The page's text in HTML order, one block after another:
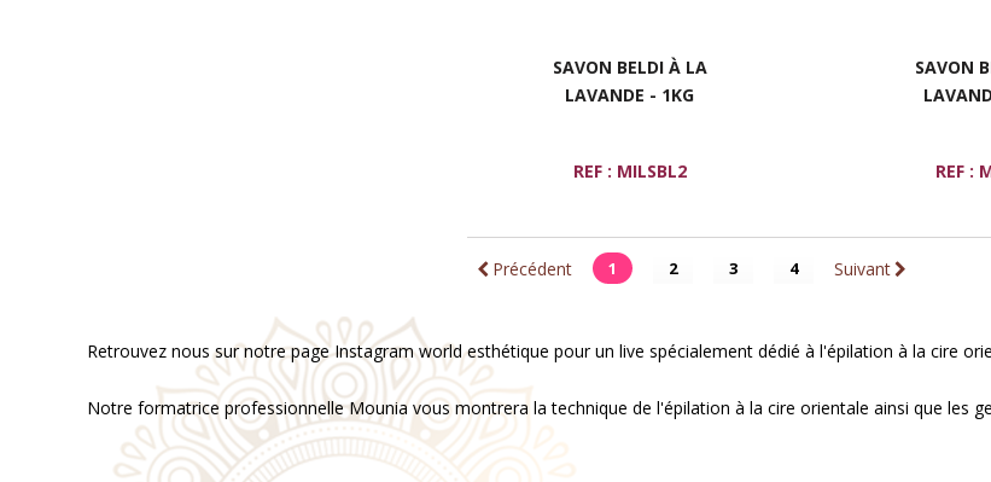
SAVON BELDI À LA
LAVANDE - 1KG
REF : MILSBL2
SAVON
REF :
Précédent 1 2 3 4 Suivant
Retrouvez nous sur notre page Instagram world esthétique pour un live spécialement dédié à l'épilation à la cire
Notre formatrice professionnelle Mounia vous montrera la technique de l'épilation à la cire orientale ainsi que les